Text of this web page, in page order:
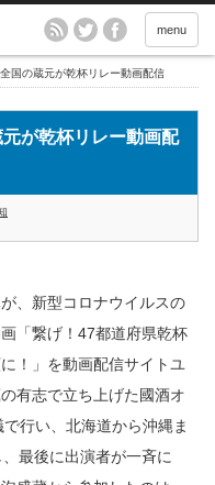
menu
国の蔵元が乾杯リレー動画配信
が乾杯リレー動画配
、新型コロナウイルスの
「繋げ！47都道府県乾杯
！」を動画配信サイトユ
有志で立ち上げた國酒オ
行い、北海道から沖縄ま
最後に出演者が一斉に